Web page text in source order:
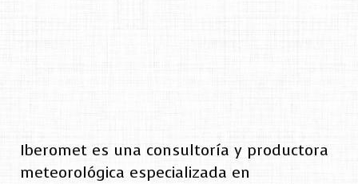
Iberomet es una consultoría y productora
meteorológica especializada en